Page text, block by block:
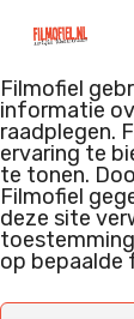
Filmofiel
informatie
raadplegen.
ervaring te
te tonen.
Filmofiel
deze site
op bepaalde